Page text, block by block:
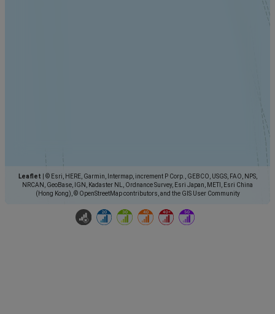
Leaflet
© Esri, HERE, Garmin, Intermap, increment P Corp., GEBCO, USGS, FAO, NPS,
NRCAN, GeoBase, IGN, Kadaster NL, Ordnance Survey, Esri Japan, METI, Esri China
(Hong Kong), © OpenStreetMap contributors, and the GIS User Community